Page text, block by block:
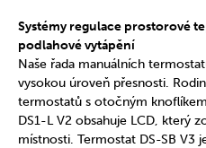
Systémy regulace prostorové
podlahové vytápění
Naše řada manuálních
vysokou úroveň přesnosti.
termostatů s otočným
DS1-L V2 obsahuje LCD, který
místnosti. Termostat DS-SB V3